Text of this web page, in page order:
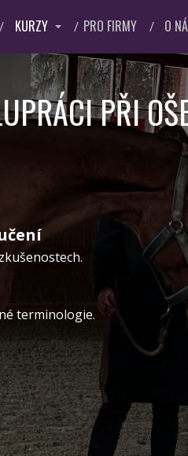
KURZY PRO FIRMY O
PŘI
terminologie.